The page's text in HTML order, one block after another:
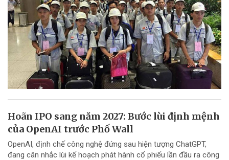
Hoãn IPO sang năm 2027: Bước lùi định mệnh
của OpenAI trước Phố Wall
OpenAI, định chế công nghệ đứng sau hiện tượng ChatGPT,
đang cân nhắc lùi kế hoạch phát hành cổ phiếu lần đầu ra công